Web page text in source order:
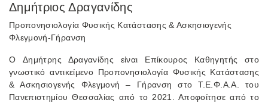
Δημήτριος Δραγανίδης
Προπονησιολογία Φυσικής Κατάστασης & Ασκησιογενής
Φλεγμονή-Γήρανση
O Δημήτρης Δραγανίδης είναι Επίκουρος Καθηγητής στο
γνωστικό αντικείμενο Προπονησιολογία Φυσικής Κατάστασης
& Ασκησιογενής Φλεγμονή – Γήρανση στο Τ.Ε.Φ.Α.Α. του
Πανεπιστημίου Θεσσαλίας από το 2021. Αποφοίτησε από το